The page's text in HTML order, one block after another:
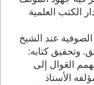
الكتب العلمية
عند الشيخ
وتحقيق كتابه:
العَوال إلى
الأستاذ